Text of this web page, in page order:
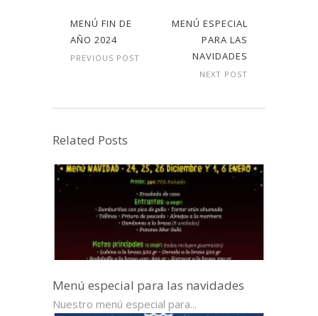
MENÚ FIN DE
AÑO 2024
PREVIOUS POST
MENÚ ESPECIAL
PARA LAS
NAVIDADES
NEXT POST
Related Posts
Menú especial para las navidades
Nuestro menú especial para...